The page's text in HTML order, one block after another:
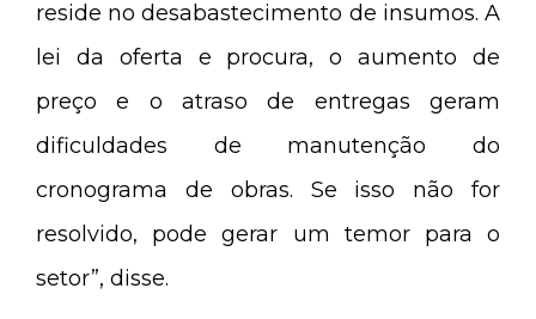
reside no desabastecimento de insumos. A
lei da oferta e procura, o aumento de
preço e o atraso de entregas geram
dificuldades de manutenção do
cronograma de obras. Se isso não for
resolvido, pode gerar um temor para o
setor”, disse.